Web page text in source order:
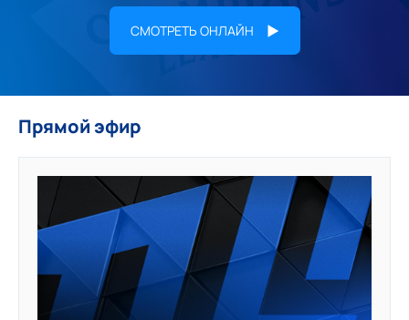
СМОТРЕТЬ ОНЛАЙН
Прямой эфир